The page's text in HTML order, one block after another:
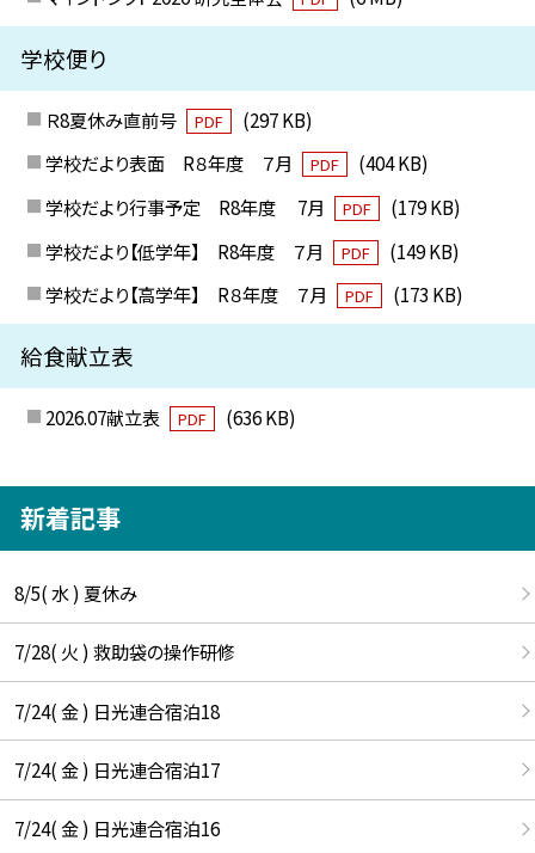
学校便り
Ｒ8夏休み直前号 PDF
(297 KB)
学校だより表面 R８年度 ７月
PDF
(404 KB)
学校だより行事予定 R8年度 7月
PDF
(179 KB)
学校だより【低学年】 R8年度 ７月
PDF
(149 KB)
学校だより【高学年】 R８年度 ７月
PDF (173 KB)
給食献立表
2026.07献立表 PDF (636 KB)
新着記事
8/5( 水 ) 夏休み
7/28( 火 ) 救助袋の操作研修
7/24( 金 ) 日光連合宿泊18
7/24( 金 ) 日光連合宿泊17
7/24( 金 ) 日光連合宿泊16